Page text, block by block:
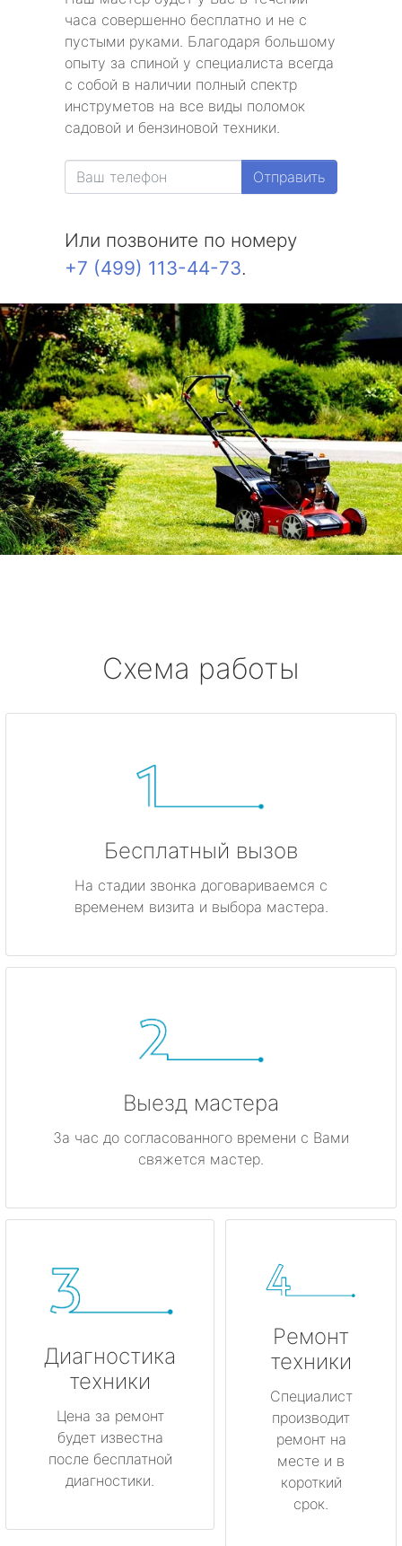
часа совершенно бесплатно и не с
пустыми руками. Благодаря большому
опыту за спиной у специалиста всегда
с собой в наличии полный спектр
инструметов на все виды поломок
садовой и бензиновой техники.
Отправить
Или позвоните по номеру
+7 (499) 113-44-73.
Схема работы
Бесплатный вызов
На стадии звонка договариваемся с
временем визита и выбора мастера.
Выезд мастера
За час до согласованного времени с Вами
свяжется мастер.
Диагностика
техники
Цена за ремонт
будет известна
после бесплатной
диагностики.
Ремонт
техники
Специалист
производит
ремонт на
месте и в
короткий
срок.